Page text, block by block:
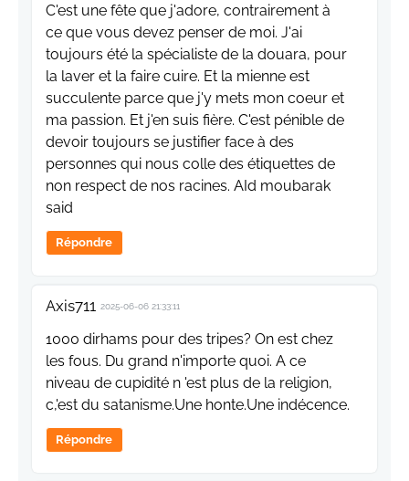
C'est une fête que j'adore, contrairement à
ce que vous devez penser de moi. J'ai
toujours été la spécialiste de la douara, pour
la laver et la faire cuire. Et la mienne est
succulente parce que j'y mets mon coeur et
ma passion. Et j'en suis fière. C'est pénible de
devoir toujours se justifier face à des
personnes qui nous colle des étiquettes de
non respect de nos racines. AId moubarak
said
Répondre
Axis711 2025-06-06 21:33:11
1000 dirhams pour des tripes? On est chez
les fous. Du grand n'importe quoi. A ce
niveau de cupidité n 'est plus de la religion,
c,'est du satanisme.Une honte.Une indécence.
Répondre